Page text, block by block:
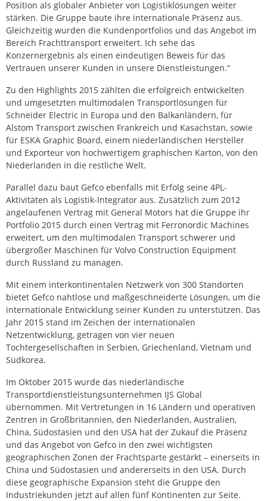
Position als globaler Anbieter von Logistiklösungen weiter
stärken. Die Gruppe baute ihre internationale Präsenz aus.
Gleichzeitig wurden die Kundenportfolios und das Angebot im
Bereich Frachttransport erweitert. Ich sehe das
Konzernergebnis als einen eindeutigen Beweis für das
Vertrauen unserer Kunden in unsere Dienstleistungen.“
Zu den Highlights 2015 zählten die erfolgreich entwickelten
und umgesetzten multimodalen Transportlösungen für
Schneider Electric in Europa und den Balkanländern, für
Alstom Transport zwischen Frankreich und Kasachstan, sowie
für ESKA Graphic Board, einem niederländischen Hersteller
und Exporteur von hochwertigem graphischen Karton, von den
Niederlanden in die restliche Welt.
Parallel dazu baut Gefco ebenfalls mit Erfolg seine 4PL-
Aktivitäten als Logistik-Integrator aus. Zusätzlich zum 2012
angelaufenen Vertrag mit General Motors hat die Gruppe ihr
Portfolio 2015 durch einen Vertrag mit Ferronordic Machines
erweitert, um den multimodalen Transport schwerer und
übergroßer Maschinen für Volvo Construction Equipment
durch Russland zu managen.
Mit einem interkontinentalen Netzwerk von 300 Standorten
bietet Gefco nahtlose und maßgeschneiderte Lösungen, um die
internationale Entwicklung seiner Kunden zu unterstützen. Das
Jahr 2015 stand im Zeichen der internationalen
Netzentwicklung, getragen von vier neuen
Tochtergesellschaften in Serbien, Griechenland, Vietnam und
Südkorea.
Im Oktober 2015 wurde das niederländische
Transportdienstleistungsunternehmen IJS Global
übernommen. Mit Vertretungen in 16 Ländern und operativen
Zentren in Großbritannien, den Niederlanden, Australien,
China, Südostasien und den USA hat der Zukauf die Präsenz
und das Angebot von Gefco in den zwei wichtigsten
geographischen Zonen der Frachtsparte gestärkt – einerseits in
China und Südostasien und andererseits in den USA. Durch
diese geographische Expansion steht die Gruppe den
Industriekunden jetzt auf allen fünf Kontinenten zur Seite.